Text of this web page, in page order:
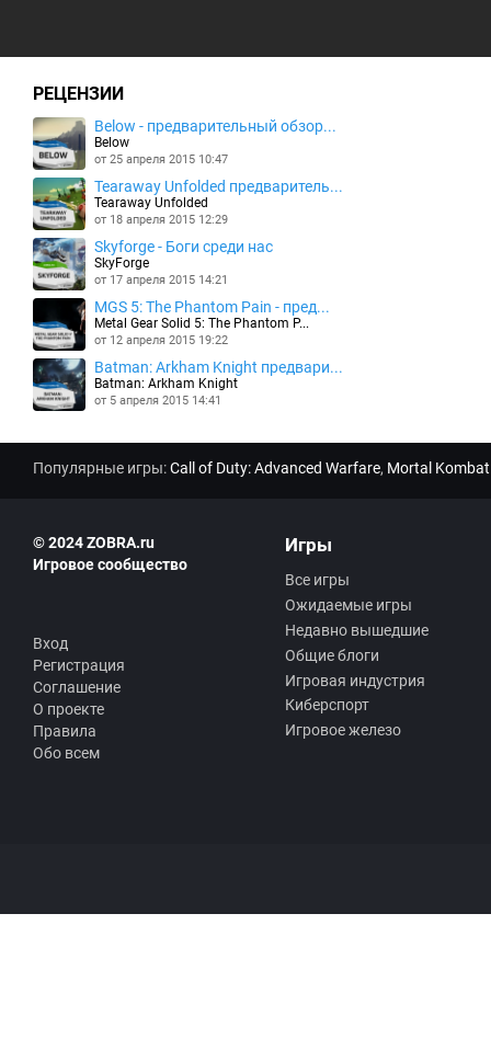
РЕЦЕНЗИИ
Below - предварительный обзор...
Below
от 25 апреля 2015 10:47
Tearaway Unfolded предваритель...
Tearaway Unfolded
от 18 апреля 2015 12:29
Skyforge - Боги среди нас
SkyForge
от 17 апреля 2015 14:21
MGS 5: The Phantom Pain - пред...
Metal Gear Solid 5: The Phantom P...
от 12 апреля 2015 19:22
Batman: Arkham Knight предвари...
Batman: Arkham Knight
от 5 апреля 2015 14:41
Популярные игры:Call of Duty: Advanced Warfare, Mortal
© 2024 ZOBRA.ru
Игровое сообщество
Вход
Регистрация
Соглашение
О проекте
Правила
Обо всем
Игры
Все игры
Ожидаемые игры
Недавно вышедшие
Общие блоги
Игровая индустрия
Киберспорт
Игровое железо